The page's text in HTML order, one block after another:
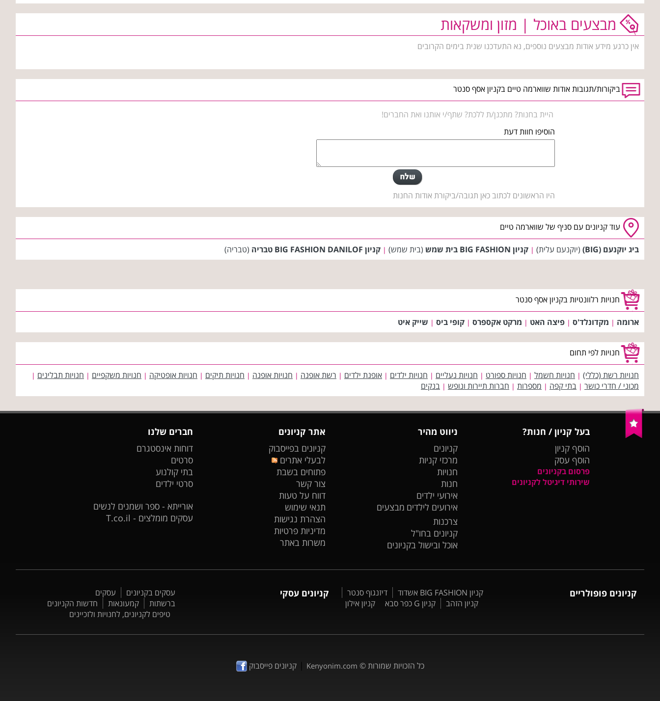
מבצעים באוכל | מזון ומשקאות
אין כרגע מידע אודות מבצעים נוספים, נא התעדכנו שנית בימים הקרובים
ביקורות/תגובות אודות שווארמה טיים בקניון אסף סנטר
היית בחנות? מתכנן/ת ללכת? שתף/י אותנו ואת החברים!
הוסיפו חוות דעת
היו הראשונים לכתוב כאן תגובה/ביקורת אודות החנות
עוד קניונים עם סניף של שווארמה טיים
ביג יוקנעם (BIG) (יוקנעם עלית) | קניון BIG FASHION בית שמש (בית שמש) | קניון BIG FASHION DANILOF טבריה (טבריה)
חנויות רלוונטיות בקניון אסף סנטר
ארומה | מקדונלד'ס | פיצה האט | מרקט אקספרס | קופי ביס | שייק איט
חנויות לפי תחום
חנויות רשת (כללי) | חנויות חשמל | חנויות ספורט | חנויות נעליים | חנויות ילדים | אופנת ילדים | רשת אופנה | חנויות אופנה | חנויות תיקים | חנויות אופטיקה | חנויות משקפיים | חנויות תבלינים |
מכוני / חדרי כושר | בתי קפה | מספרות | חברות תיירות ונופש | בנקים
בעל קניון / חנות?
הוסף קניון
הוסף עסק
פרסום בקניונים
שירותי דיגיטל לקניונים
ניווט מהיר
קניונים
מרכזי קניות
חנויות
חנות
אירועי ילדים
אירועים לילדים מבצעים
צרכנות
קניונים בחו"ל
אוכל ובישול בקניונים
אתר קניונים
קניונים בפייסבוק
לבעלי אתרים
פתוחים בשבת
צור קשר
דווח על טעות
תנאי שימוש
הצהרת נגישות
מדיניות פרטיות
משרות באתר
חברים שלנו
דוחות אינסטגרם
סרטים
בתי קולנוע
סרטי ילדים
אורייתא - ספר ושמנים לנשים
עסקים מומלצים - T.co.il
קניונים פופולריים קניון BIG FASHION אשדוד
דיזנגוף סנטר
קניון הזהב
קניון G כפר סבא קניון אילון
קניונים עסקי עסקים בקניונים
עסקים
ברשתות
קמעונאות
חדשות הקניונים
טיפים לקניונים, לחנויות ולזכיינים
כל הזכויות שמורות © Kenyonim.com
|קניונים פייסבוק